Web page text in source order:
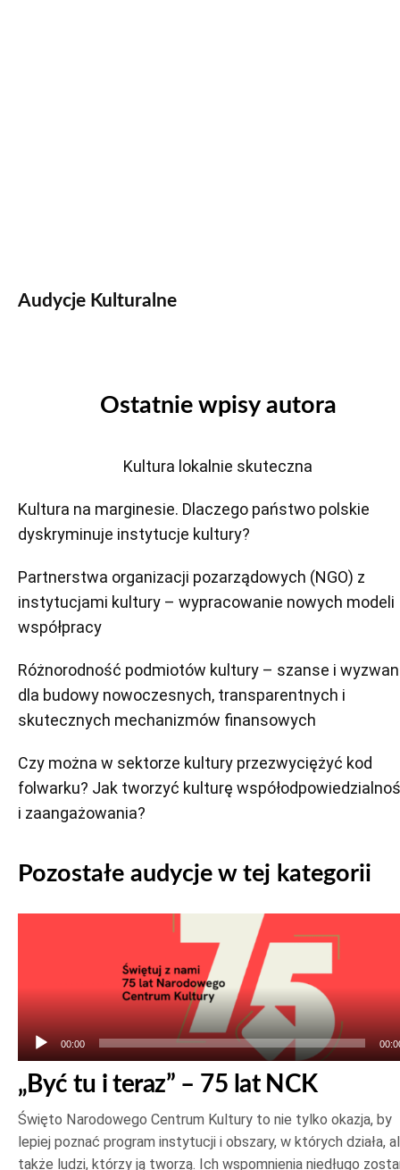
Audycje Kulturalne
Ostatnie wpisy autora
Kultura lokalnie skuteczna
Kultura na marginesie. Dlaczego państwo polskie
dyskryminuje instytucje kultury?
Partnerstwa organizacji pozarządowych (NGO) z
instytucjami kultury – wypracowanie nowych modeli
współpracy
Różnorodność podmiotów kultury – szanse i
dla budowy nowoczesnych, transparentnych i
skutecznych mechanizmów finansowych
Czy można w sektorze kultury przezwyciężyć kod
folwarku? Jak tworzyć kulturę
i zaangażowania?
Pozostałe audycje w tej kategorii
00:00
„Być tu i teraz” – 75 lat NCK
Święto Narodowego Centrum Kultury to nie tylko okazja, by
lepiej poznać program instytucji i obszary, w których działa,
także ludzi, którzy ją tworzą. Ich wspomnienia niedługo